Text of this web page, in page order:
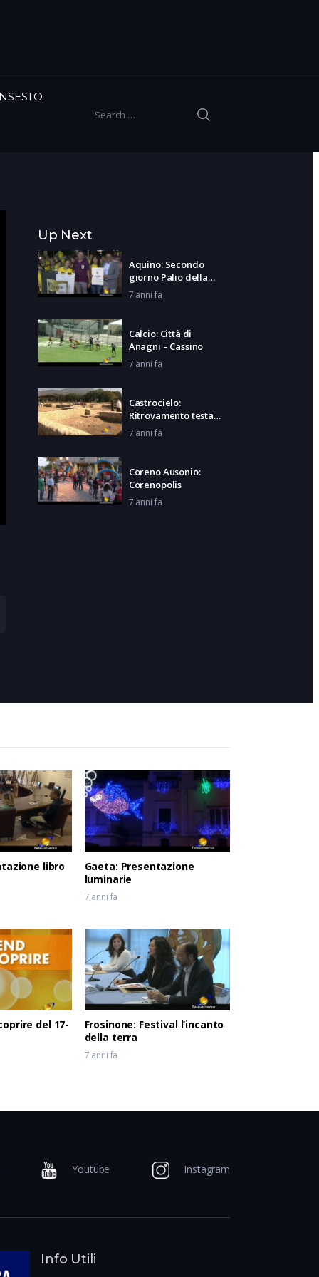
Search for:
Up Next
Aquino: Secondo
giorno Palio della
Contea
7 anni fa
Calcio: Città di
Anagni – Cassino
7 anni fa
Castrocielo:
Ritrovamento testa
di Augusto
7 anni fa
Coreno Ausonio:
Corenopolis
7 anni fa
libro
Gaeta: Presentazione
luminarie
7 anni fa
del 17-
Frosinone: Festival l’incanto
della terra
7 anni fa
Youtube Instagram
Info Utili